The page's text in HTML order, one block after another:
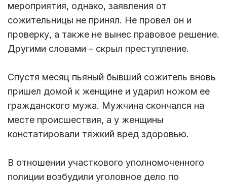
мероприятия, однако, заявления от
сожительницы не принял. Не провел он и
проверку, а также не вынес правовое решение.
Другими словами – скрыл преступление.
Спустя месяц пьяный бывший сожитель вновь
пришел домой к женщине и ударил ножом ее
гражданского мужа. Мужчина скончался на
месте происшествия, а у женщины
констатировали тяжкий вред здоровью.
В отношении участкового уполномоченного
полиции возбудили уголовное дело по